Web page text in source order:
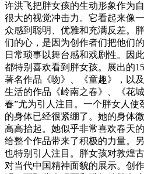
许洪飞把胖女孩的生动形象作为
很大的视觉冲击力。它看起来像
众感到聪明、优雅和充满反差。
们的心，是因为创作者们把他们
日常琐事以舞台感和戏剧性。因
都特别喜欢看到胖女孩。展出的
著名作品《吻》、《童趣》，以
生活的作品《岭南之春》、《花
春”尤为引人注目。一个胖女人
的身体已经很紧绷了。她的身体
高高抬起。她似乎非常喜欢春天
给整个作品带来了积极的力量。
也特别引人注目。胖女孩对敦煌
对当代中国精神面貌的展示。创